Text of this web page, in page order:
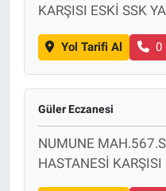
KARŞISI ESKİ SSK
Yol Tarifi Al 0
Güler Eczanesi
NUMUNE
HASTANESİ KARŞISI